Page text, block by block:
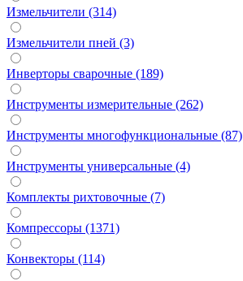
Измельчители (314)
Измельчители пней (3)
Инверторы сварочные (189)
Инструменты измерительные (262)
Инструменты многофункциональные (87)
Инструменты универсальные (4)
Комплекты рихтовочные (7)
Компрессоры (1371)
Конвекторы (114)